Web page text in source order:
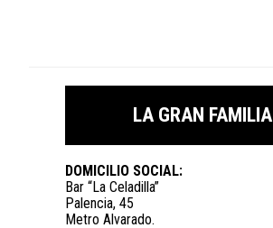
LA GRAN FAMILIA
DOMICILIO SOCIAL:
Bar “La Celadilla”
Palencia, 45
Metro Alvarado.